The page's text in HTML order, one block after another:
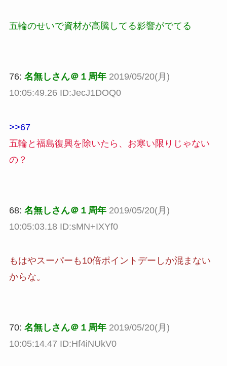
五輪のせいで資材が高騰してる影響がでてる
76: 名無しさん＠１周年 2019/05/20(月)
10:05:49.26 ID:JecJ1DOQ0
>>67
五輪と福島復興を除いたら、お寒い限りじゃない
の？
68: 名無しさん＠１周年 2019/05/20(月)
10:05:03.18 ID:sMN+IXYf0
もはやスーパーも10倍ポイントデーしか混まない
からな。
70: 名無しさん＠１周年 2019/05/20(月)
10:05:14.47 ID:Hf4iNUkV0